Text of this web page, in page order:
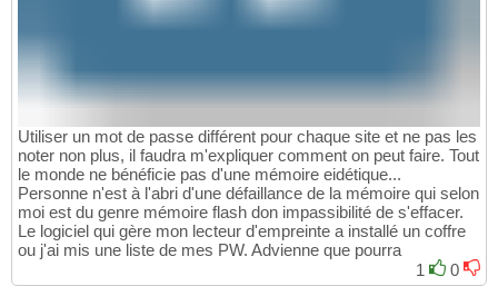
Utiliser un mot de passe différent pour chaque site et ne pas les
noter non plus, il faudra m'expliquer comment on peut faire. Tout
le monde ne bénéficie pas d'une mémoire eidétique...
Personne n'est à l'abri d'une défaillance de la mémoire qui selon
moi est du genre mémoire flash don impassibilité de s'effacer.
Le logiciel qui gère mon lecteur d'empreinte a installé un coffre
ou j'ai mis une liste de mes PW. Advienne que pourra
1
0